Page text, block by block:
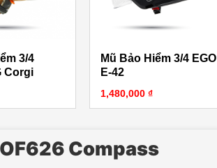
990,000 ₫
3/4
Corgi
Mũ Bảo Hiểm 3/4 EGO
E-42
1,480,000 ₫
Compass